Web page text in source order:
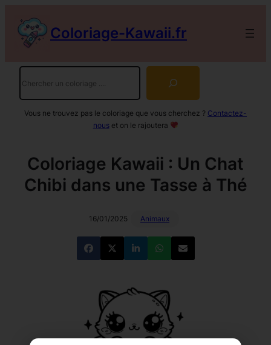
contenu
Coloriage-Kawaii.fr
Vous ne trouvez pas le coloriage que vous cherchez ? Contactez-
nouset on le rajoutera
Coloriage Kawaii : Un Chat
Chibi dans une Tasse à Thé
16/01/2025 Animaux